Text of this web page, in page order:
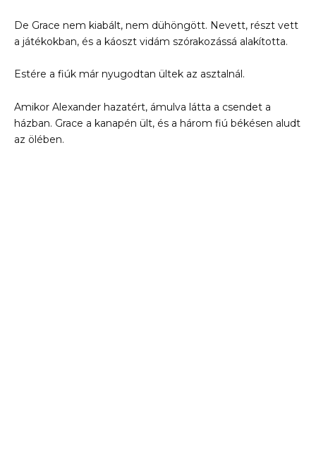
De Grace nem kiabált, nem dühöngött. Nevett, részt vett
a játékokban, és a káoszt vidám szórakozássá alakította.
Estére a fiúk már nyugodtan ültek az asztalnál.
Amikor Alexander hazatért, ámulva látta a csendet a
házban. Grace a kanapén ült, és a három fiú békésen aludt
az ölében.